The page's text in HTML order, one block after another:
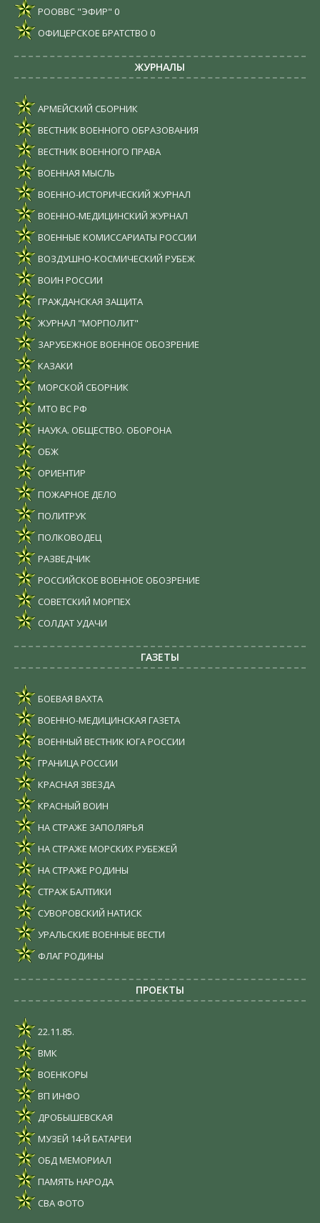
РООВВС "ЭФИР" 0
ОФИЦЕРСКОЕ БРАТСТВО 0
ЖУРНАЛЫ
АРМЕЙСКИЙ СБОРНИК
ВЕСТНИК ВОЕННОГО ОБРАЗОВАНИЯ
ВЕСТНИК ВОЕННОГО ПРАВА
ВОЕННАЯ МЫСЛЬ
ВОЕННО-ИСТОРИЧЕСКИЙ ЖУРНАЛ
ВОЕННО-МЕДИЦИНСКИЙ ЖУРНАЛ
ВОЕННЫЕ КОМИССАРИАТЫ РОССИИ
ВОЗДУШНО-КОСМИЧЕСКИЙ РУБЕЖ
ВОИН РОССИИ
ГРАЖДАНСКАЯ ЗАЩИТА
ЖУРНАЛ "МОРПОЛИТ"
ЗАРУБЕЖНОЕ ВОЕННОЕ ОБОЗРЕНИЕ
КАЗАКИ
МОРСКОЙ СБОРНИК
МТО ВС РФ
НАУКА. ОБЩЕСТВО. ОБОРОНА
ОБЖ
ОРИЕНТИР
ПОЖАРНОЕ ДЕЛО
ПОЛИТРУК
ПОЛКОВОДЕЦ
РАЗВЕДЧИК
РОССИЙСКОЕ ВОЕННОЕ ОБОЗРЕНИЕ
СОВЕТСКИЙ МОРПЕХ
СОЛДАТ УДАЧИ
ГАЗЕТЫ
БОЕВАЯ ВАХТА
ВОЕННО-МЕДИЦИНСКАЯ ГАЗЕТА
ВОЕННЫЙ ВЕСТНИК ЮГА РОССИИ
ГРАНИЦА РОССИИ
КРАСНАЯ ЗВЕЗДА
КРАСНЫЙ ВОИН
НА СТРАЖЕ ЗАПОЛЯРЬЯ
НА СТРАЖЕ МОРСКИХ РУБЕЖЕЙ
НА СТРАЖЕ РОДИНЫ
СТРАЖ БАЛТИКИ
СУВОРОВСКИЙ НАТИСК
УРАЛЬСКИЕ ВОЕННЫЕ ВЕСТИ
ФЛАГ РОДИНЫ
ПРОЕКТЫ
22.11.85.
ВМК
ВОЕНКОРЫ
ВП ИНФО
ДРОБЫШЕВСКАЯ
МУЗЕЙ 14-Й БАТАРЕИ
ОБД МЕМОРИАЛ
ПАМЯТЬ НАРОДА
СВА ФОТО